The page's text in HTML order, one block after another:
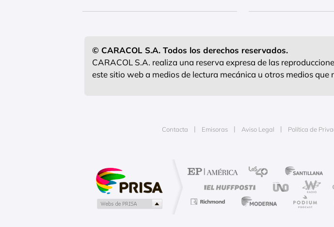
© CARACOL S.A. Todos los derechos reservados.
CARACOL S.A. realiza una reserva expresa de las
este sitio web a medios de lectura mecánica u otros medios que
Contacta Emisoras Aviso Legal Política de